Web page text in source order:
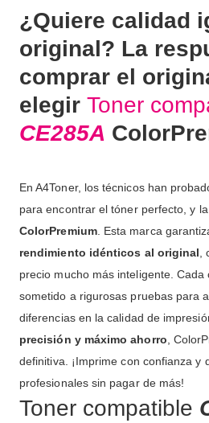
¿Quiere calidad
original? La
comprar el
elegir Toner
CE285A
En A4Toner, los técnicos han
para encontrar el tóner perfecto, y
ColorPremium. Esta marca
rendimiento idénticos al original
precio mucho más inteligente. Cada
sometido a rigurosas pruebas para
diferencias en la calidad de
precisión y máximo ahorro ,
definitiva. ¡Imprime con confianza y
profesionales sin pagar de más!
Toner compatible